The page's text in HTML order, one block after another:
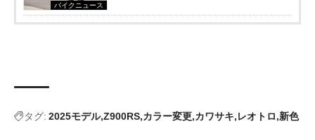
バイクニュース
タグ: 2025モデル Z900RS カラー変更 カワサキ レオトロ 新色